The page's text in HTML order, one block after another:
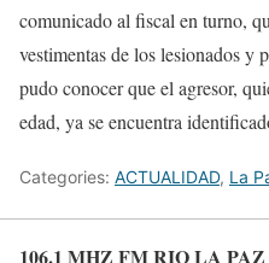
comunicado al fiscal en turno,
vestimentas de los lesionados y
pudo conocer que el agresor,
edad, ya se encuentra
Categories: ACTUALIDAD, La
106.1 MHZ FM RIO LA PAZ